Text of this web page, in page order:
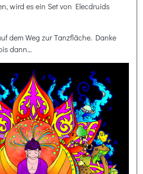
wird es ein Set von Elecdruids
dem Weg zur Tanzfläche. Danke
dann...